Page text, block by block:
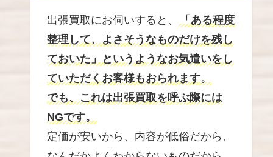
出張買取にお伺いすると、
「ある程度
整理して、よさそうなものだけを残し
ておいた」というようなお気遣いをし
ていただくお客様もおられます。
でも、これは出張買取を呼ぶ際には
NGです。
定価が安いから、内容が低俗だから、